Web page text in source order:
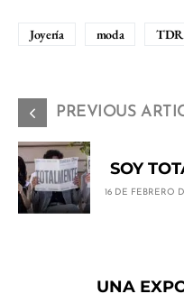
Joyería moda TDR
PREVIOUS
SOY
16 DE FEBRERO
UNA